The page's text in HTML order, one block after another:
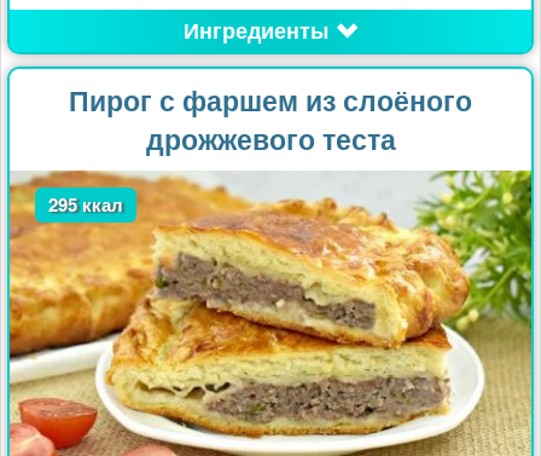
Ингредиенты
Пирог с фаршем из слоёного
дрожжевого теста
295 ккал